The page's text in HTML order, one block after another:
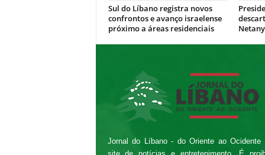
Sul do Líbano registra novos
confrontos e avanço israelense
próximo a áreas residenciais
Jornal do Líbano - do Oriente ao Ocidente